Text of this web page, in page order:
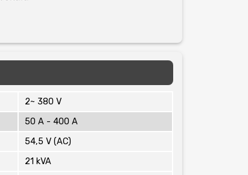
2~ 380 V
50 A - 400 A
54,5 V (AC)
21 kVA